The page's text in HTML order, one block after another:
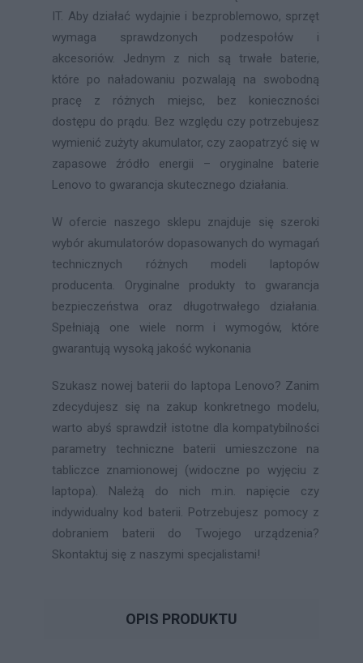
IT. Aby działać wydajnie i bezproblemowo, sprzęt
wymaga sprawdzonych podzespołów i
akcesoriów. Jednym z nich są trwałe baterie,
które po naładowaniu pozwalają na swobodną
pracę z różnych miejsc, bez konieczności
dostępu do prądu. Bez względu czy potrzebujesz
wymienić zużyty akumulator, czy zaopatrzyć się w
zapasowe źródło energii – oryginalne baterie
Lenovo to gwarancja skutecznego działania.
W ofercie naszego sklepu znajduje się szeroki
wybór akumulatorów dopasowanych do wymagań
technicznych różnych modeli laptopów
producenta. Oryginalne produkty to gwarancja
bezpieczeństwa oraz długotrwałego działania.
Spełniają one wiele norm i wymogów, które
gwarantują wysoką jakość wykonania
Szukasz nowej baterii do laptopa Lenovo? Zanim
zdecydujesz się na zakup konkretnego modelu,
warto abyś sprawdził istotne dla kompatybilności
parametry techniczne baterii umieszczone na
tabliczce znamionowej (widoczne po wyjęciu z
laptopa). Należą do nich m.in. napięcie czy
indywidualny kod baterii. Potrzebujesz pomocy z
dobraniem baterii do Twojego urządzenia?
Skontaktuj się z naszymi specjalistami!
OPIS PRODUKTU